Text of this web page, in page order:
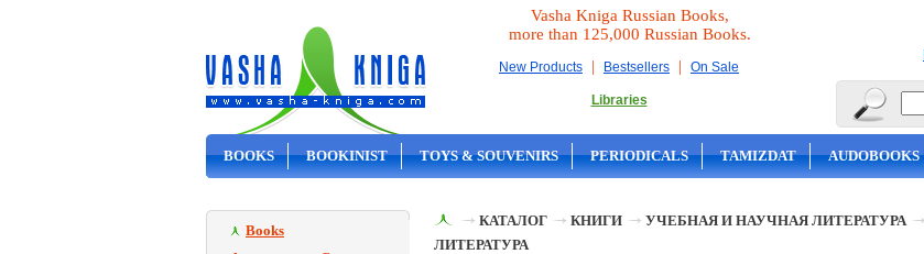
Vasha Kniga Russian Books,
more than 125,000 Russian Books.
New Products | Bestsellers | On Sale
Libraries
BOOKS BOOKINIST TOYS & SOUVENIRS PERIODICALS TAMIZDAT AUDOBOOKS
Books
КАТАЛОГ КНИГИ УЧЕБНАЯ И НАУЧНАЯ ЛИТЕРАТУРА
ЛИТЕРАТУРА